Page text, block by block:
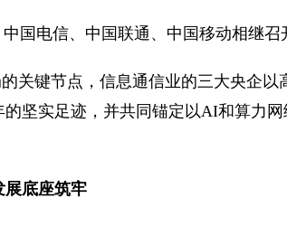
国电信、中国联通、中国移动相继召
关键节点，信息通信业的三大央企
坚实足迹，并共同锚定以AI和算力
展底座筑牢